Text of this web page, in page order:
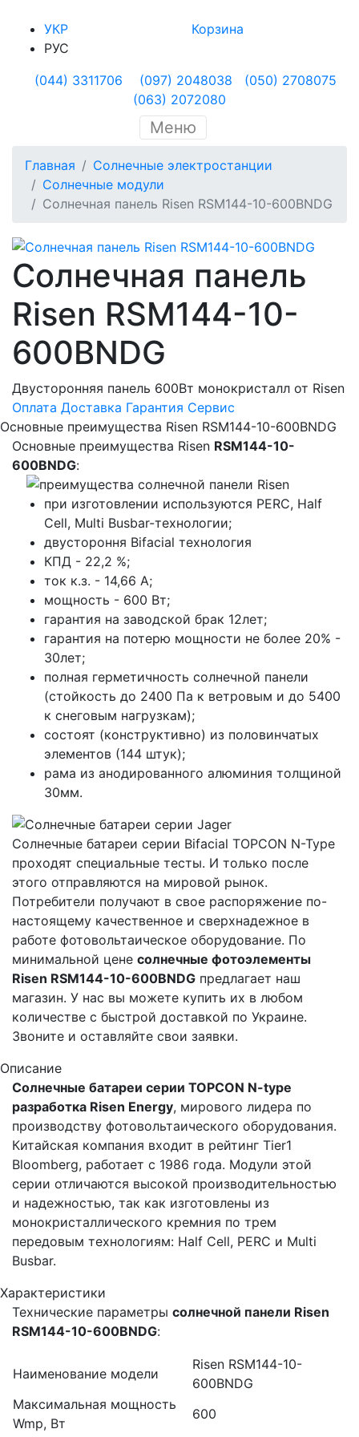
УКР
РУС
Корзина
(044) 3311706 (097) 2048038
(050) 2708075
(063) 2072080
Меню
Главная
Солнечные электростанции
Солнечные модули
Солнечная панель Risen RSM144-10-600BNDG
Солнечная панель
Risen RSM144-10-
600BNDG
Двусторонняя панель 600Вт монокристалл от Risen
Оплата Доставка Гарантия Сервис
Основные преимущества Risen RSM144-10-600BNDG
Основные преимущества Risen RSM144-10-
600BNDG:
при изготовлении используются PERC, Half
Cell, Multi Busbar-технологии;
двустороння Bifacial технология
КПД - 22,2 %;
ток к.з. - 14,66 А;
мощность - 600 Вт;
гарантия на заводской брак 12лет;
гарантия на потерю мощности не более 20% -
30лет;
полная герметичность солнечной панели
(стойкость до 2400 Па к ветровым и до 5400
к снеговым нагрузкам);
состоят (конструктивно) из половинчатых
элементов (144 штук);
рама из анодированного алюминия толщиной
30мм.
Солнечные батареи серии Bifacial TOPCON N-Type
проходят специальные тесты. И только после
этого отправляются на мировой рынок.
Потребители получают в свое распоряжение по-
настоящему качественное и сверхнадежное в
работе фотовольтаическое оборудование. По
минимальной цене солнечные фотоэлементы
Risen RSM144-10-600BNDG предлагает наш
магазин. У нас вы можете купить их в любом
количестве с быстрой доставкой по Украине.
Звоните и оставляйте свои заявки.
Описание
Солнечные батареи серии TOPCON N-type
разработка Risen Energy, мирового лидера по
производству фотовольтаического оборудования.
Китайская компания входит в рейтинг Tier1
Bloomberg, работает с 1986 года. Модули этой
серии отличаются высокой производительностью
и надежностью, так как изготовлены из
монокристаллического кремния по трем
передовым технологиям: Half Cell, PERC и Multi
Busbar.
Характеристики
Технические параметры солнечной панели Risen
RSM144-10-600BNDG:
Наименование модели
Risen RSM144-10-
600BNDG
Максимальная мощность
Wmp, Вт
600